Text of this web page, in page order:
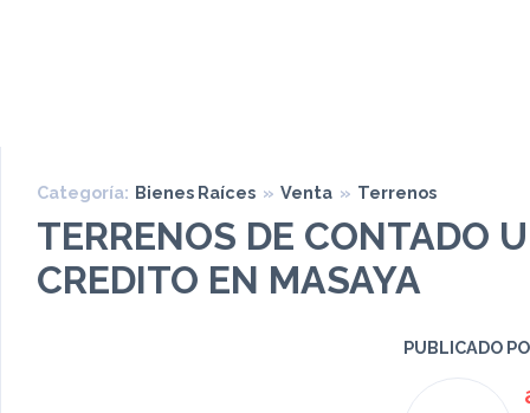
Categoría: Bienes Raíces » Venta » Terrenos
TERRENOS DE CONTADO U
CREDITO EN MASAYA
PUBLICADO